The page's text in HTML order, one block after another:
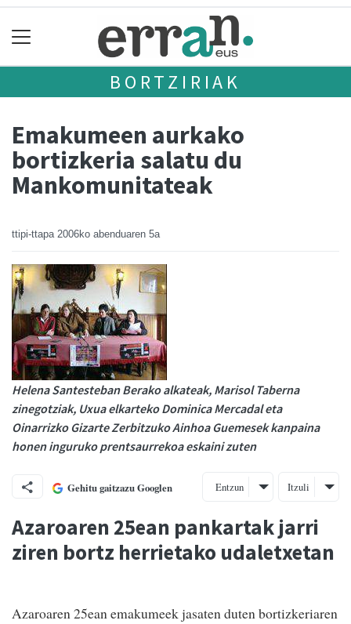
BORTZIRIAK
Emakumeen aurkako
bortizkeria salatu du
Mankomunitateak
ttipi-ttapa 2006ko abenduaren 5a
Helena Santesteban Berako alkateak, Marisol Taberna
zinegotziak, Uxua elkarteko Dominica Mercadal eta
Oinarrizko Gizarte Zerbitzuko Ainhoa Guemesek kanpaina
honen inguruko prentsaurrekoa eskaini zuten
Gehitu gaitzazu Googlen Entzun Itzuli
Azaroaren 25ean pankartak jarri
ziren bortz herrietako udaletxetan
Azaroaren 25ean emakumeek jasaten duten bortizkeriaren